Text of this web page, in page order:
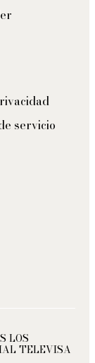
servicio
LOS
TELEVISA